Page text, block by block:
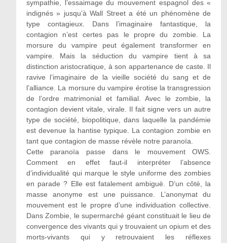
sympathie, l’essaimage du mouvement espagnol des «
indignés » jusqu’à Wall Street a été un phénomène de
type contagieux. Dans l’imaginaire fantastique, la
contagion n’est certes pas le propre du zombie. La
morsure du vampire peut également transformer en
vampire. Mais la séduction du vampire tient à sa
distinction aristocratique, à son appartenance de caste. Il
ravive l’imaginaire de la vieille société du sang et de
l’alliance. La morsure du vampire érotise la transgression
de l’ordre matrimonial et familial. Avec le zombie, la
contagion devient vitale, virale. Il fait signe vers un autre
type de société, biopolitique, dans laquelle la pandémie
est devenue la hantise typique. La contagion zombie en
tant que contagion de masse révèle notre paranoïa.
Cette paranoïa passe dans le mouvement OWS.
Comment en effet faut-il interpréter l’absence
d’individualité qui marque le style uniforme des zombies
en parade ? Elle est fatalement ambiguë. D’un côté, la
masse anonyme est une puissance. L’anonymat du
mouvement est le propre d’une individuation collective.
Dans Zombie, le supermarché géant constituait le lieu de
convergence des vivants qui y trouvaient un opium et des
morts-vivants qui y retrouvaient les réflexes